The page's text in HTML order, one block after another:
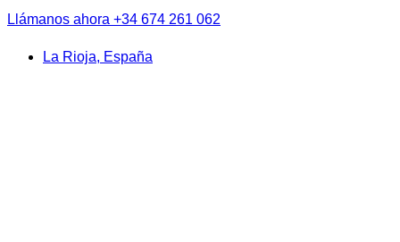
Llámanos ahora +34 674 261 062
La Rioja, España